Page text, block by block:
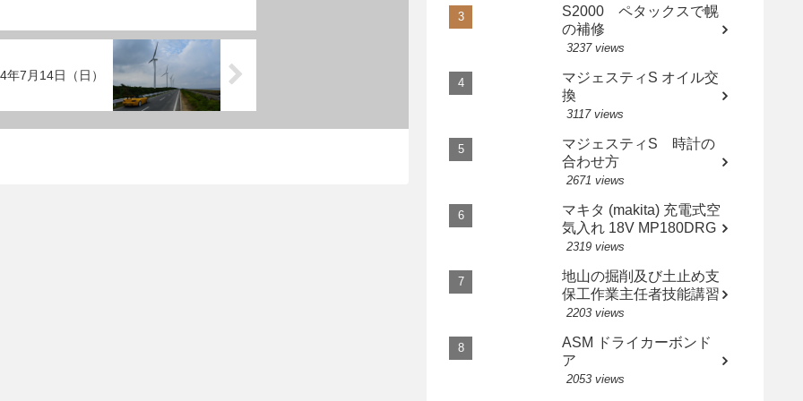
年7月14日（日）
S2000 ペタックスで幌
の補修
3237 views
マジェスティS オイル交
換
3117 views
マジェスティS 時計の
合わせ方
2671 views
マキタ (makita) 充電式空
気入れ 18V MP180DRG
2319 views
地山の掘削及び土止め支
保工作業主任者技能講習
2203 views
ASM ドライカーボンド
ア
2053 views